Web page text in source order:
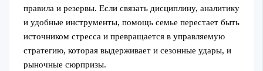
правила и резервы. Если связать дисциплину, аналитику
и удобные инструменты, помощь семье перестает быть
источником стресса и превращается в управляемую
стратегию, которая выдерживает и сезонные удары, и
рыночные сюрпризы.